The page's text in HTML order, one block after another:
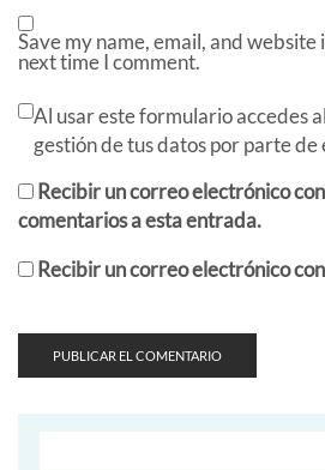
Save my name, email, and
next time I comment.
Al usar este formulario accedes
gestión de tus datos por parte de
Recibir un correo electrónico
comentarios a esta entrada.
Recibir un correo electrónico